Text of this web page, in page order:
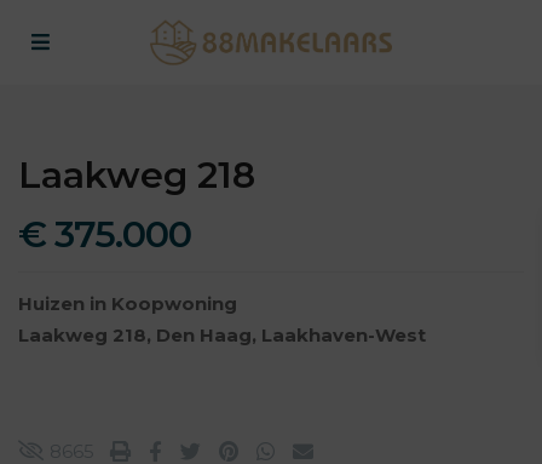
Laakweg 218
€ 375.000
Huizen in Koopwoning
Laakweg 218, Den Haag, Laakhaven-West
8665